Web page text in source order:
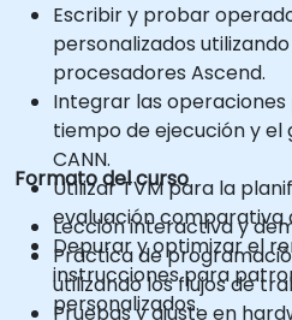
Escribir y probar
personalizados
procesadores Ascend.
Integrar las
tiempo de ejecución y el
CANN.
Utilizar TVM para la
evaluación comparativa
Depurar y optimizar el
instrucciones para
personalizados.
Formato del curso
Lección interactiva y
Práctica de
utilizando los flujos de
Pruebas y ajuste en